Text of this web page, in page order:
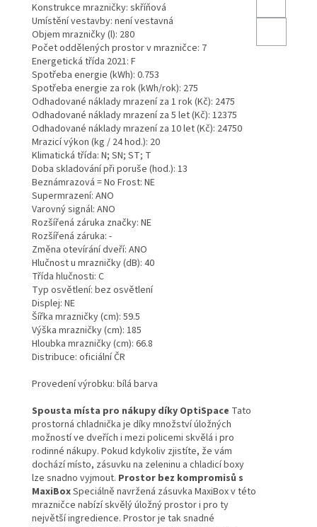
Konstrukce mrazničky: skříňová
Umístění vestavby: není vestavná
Objem mrazničky (l): 280
Počet oddělených prostor v mrazničce: 7
Energetická třída 2021: F
Spotřeba energie (kWh): 0.753
Spotřeba energie za rok (kWh/rok): 275
Odhadované náklady mrazení za 1 rok (Kč): 2475
Odhadované náklady mrazení za 5 let (Kč): 12375
Odhadované náklady mrazení za 10 let (Kč): 24750
Mrazicí výkon (kg / 24 hod.): 20
Klimatická třída: N; SN; ST; T
Doba skladování při poruše (hod.): 13
Beznámrazová = No Frost: NE
Supermrazení: ANO
Varovný signál: ANO
Rozšířená záruka značky: NE
Rozšířená záruka: -
Změna otevírání dveří: ANO
Hlučnost u mrazničky (dB): 40
Třída hlučnosti: C
Typ osvětlení: bez osvětlení
Displej: NE
Šířka mrazničky (cm): 59.5
Výška mrazničky (cm): 185
Hloubka mrazničky (cm): 66.8
Distribuce: oficiální ČR
Provedení výrobku: bílá barva
Spousta místa pro nákupy díky OptiSpace Tato
prostorná chladnička je díky množství úložných
možností ve dveřích i mezi policemi skvělá i pro
rodinné nákupy. Pokud kdykoliv zjistíte, že vám
dochází místo, zásuvku na zeleninu a chladicí boxy
lze snadno vyjmout. Prostor bez kompromisů s
MaxiBoxSpeciálně navržená zásuvka MaxiBox v této
mrazničce nabízí skvělý úložný prostor i pro ty
největší ingredience. Prostor je tak snadné